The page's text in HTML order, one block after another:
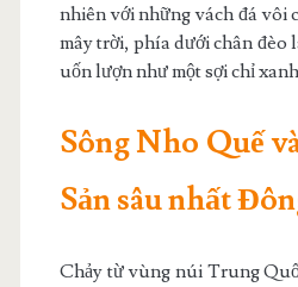
nhiên với những vách đá vôi
mây trời, phía dưới chân đèo
uốn lượn như một sợi chỉ
Sông Nho Quế
Sản sâu nhất
Chảy từ vùng núi Trung